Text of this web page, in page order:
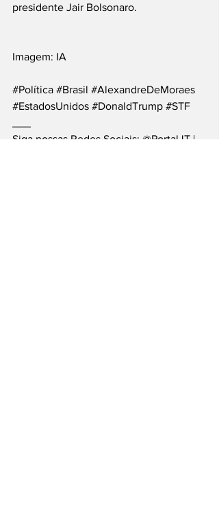
presidente Jair Bolsonaro.
Imagem: IA
#Política #Brasil #AlexandreDeMoraes
#EstadosUnidos #DonaldTrump #STF
Siga nossas Redes Sociais: @PortalJT |